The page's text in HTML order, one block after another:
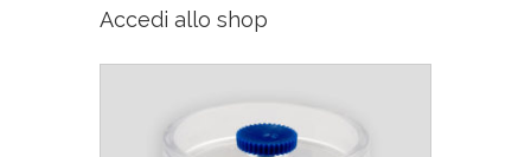
Accedi allo shop